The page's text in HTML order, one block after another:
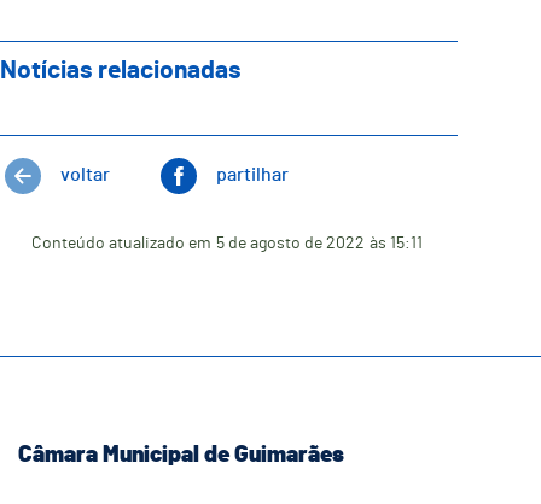
Notícias relacionadas
voltar partilhar
Conteúdo atualizado em 5 de agosto de 2022 às 15:11
Câmara Municipal de Guimarães